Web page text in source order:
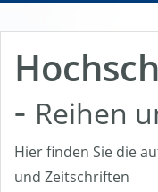
- Reihen
Hier finden Sie die
und Zeitschriften